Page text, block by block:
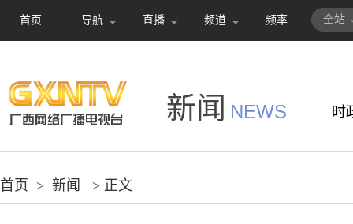
首页 导航 直播 频道 频率 全站
新闻 NEWS 时
首页 > 新闻 > 正文